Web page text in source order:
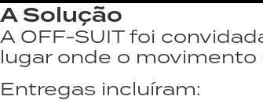
A Solução
A OFF-SUIT foi
lugar onde o
Entregas incluíram: